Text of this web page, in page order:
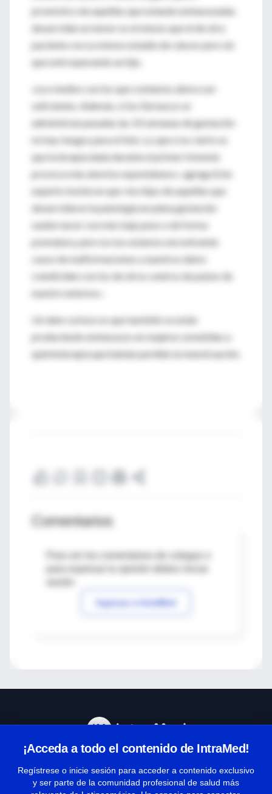
pronóstico de aquéllas que estando embarazadas
desarrollan un tumor es el mismo que el de otra
paciente con su mismo estadio de cáncer pero sin
que esté esperando un hijo.
«Los medios con los que contamos ahora son
suficientes. Además, si los fármacos se
administran pasadas las 10 semanas de gestación
no hay riesgos para el feto. Lo que sí es cierto es
que la terapia dada durante el primer trimeste
provoca más abortos espontáneos», agrega Este
experto insiste en que «los hijos de aquéllas que
desarrollaron la patología en plena gestación
suelen nacer con más bajo peso o de forma
prematura, pero no nos estamos encontrando
casos de malformaciones y nuestros datos
coindiciden con los de otros centros de países de
nuestro entorno».
Un dato curioso es que también se están
produciendo embarazos en mujeres sometidas a
quimioterapia que habían perdido la menstruación.
Comentarios
Para ver los comentarios de colegas o
Ingresar a IntraMed
¡Acceda a todo el contenido de IntraMed!
Regístrese o inicie sesión para acceder a contenido exclusivo
y ser parte de la comunidad profesional de salud más